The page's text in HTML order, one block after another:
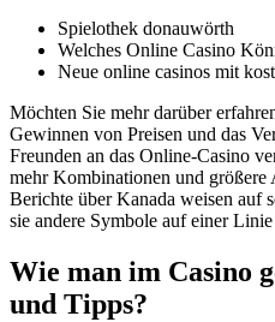
Spielothek donauwörth
Welches Online Casino
Neue online casinos mit
Möchten Sie mehr darüber
Gewinnen von Preisen und das
Freunden an das Online-Casino
mehr Kombinationen und größere
Berichte über Kanada weisen auf
sie andere Symbole auf einer
Wie man im Casino
und Tipps?